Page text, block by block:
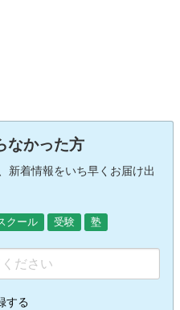
なかった方
新着情報をいち早くお届け出
クール 受験 塾
する